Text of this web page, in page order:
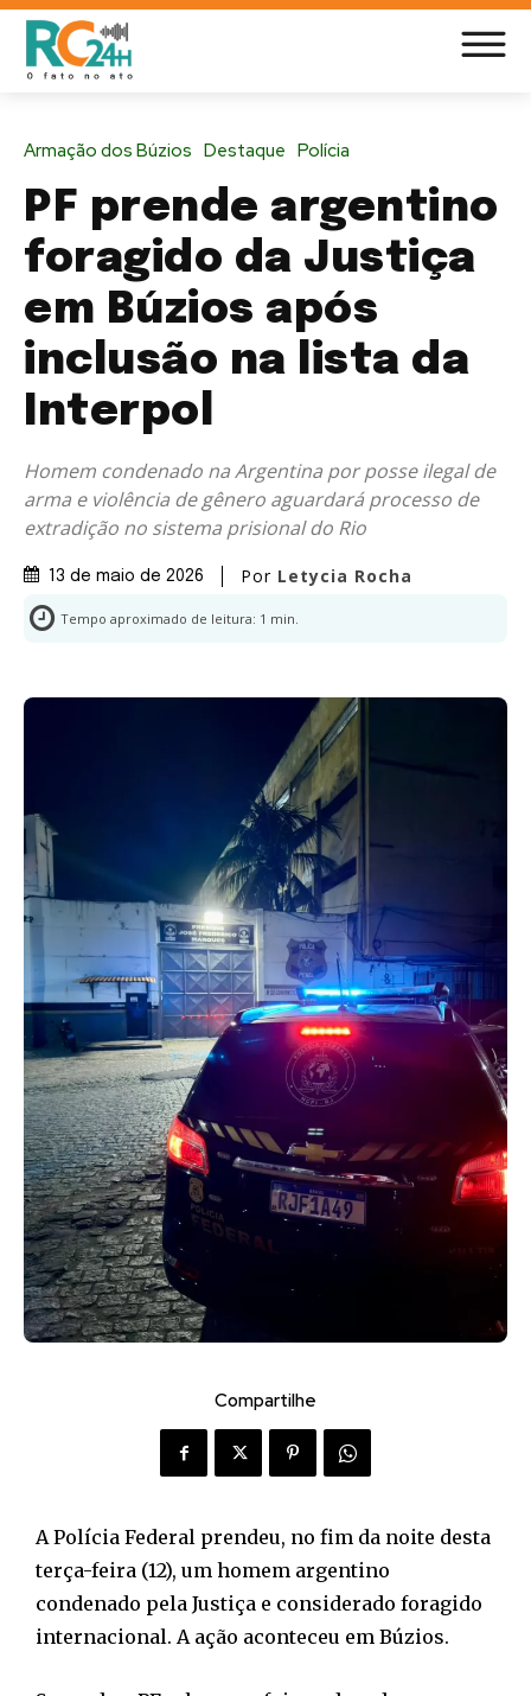
Armação dos Búzios Destaque Polícia
PF prende argentino
foragido da Justiça
em Búzios após
inclusão na lista da
Interpol
Homem condenado na Argentina por posse ilegal de
arma e violência de gênero aguardará processo de
extradição no sistema prisional do Rio
13 de maio de 2026 Por Letycia Rocha
Tempo aproximado de leitura: 1 min.
Compartilhe
A Polícia Federal prendeu, no fim da noite desta
terça-feira (12), um homem argentino
condenado pela Justiça e considerado foragido
internacional. A ação aconteceu em Búzios.